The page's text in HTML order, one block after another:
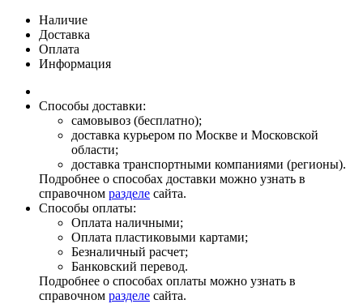
Наличие
Доставка
Оплата
Информация
Способы доставки:
самовывоз (бесплатно);
доставка курьером по Москве и Московской
области;
доставка транспортными компаниями (регионы).
Подробнее о способах доставки можно узнать в
справочном разделе сайта.
Способы оплаты:
Оплата наличными;
Оплата пластиковыми картами;
Безналичный расчет;
Банковский перевод.
Подробнее о способах оплаты можно узнать в
справочном разделе сайта.